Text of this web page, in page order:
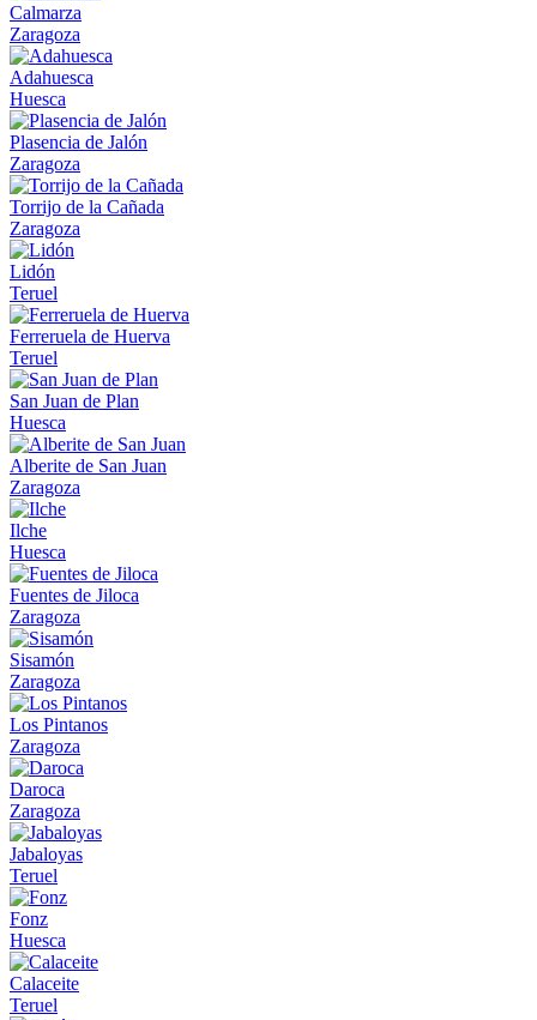
Calmarza
Zaragoza
Adahuesca
Huesca
Plasencia de Jalón
Zaragoza
Torrijo de la Cañada
Zaragoza
Lidón
Teruel
Ferreruela de Huerva
Teruel
San Juan de Plan
Huesca
Alberite de San Juan
Zaragoza
Ilche
Huesca
Fuentes de Jiloca
Zaragoza
Sisamón
Zaragoza
Los Pintanos
Zaragoza
Daroca
Zaragoza
Jabaloyas
Teruel
Fonz
Huesca
Calaceite
Teruel